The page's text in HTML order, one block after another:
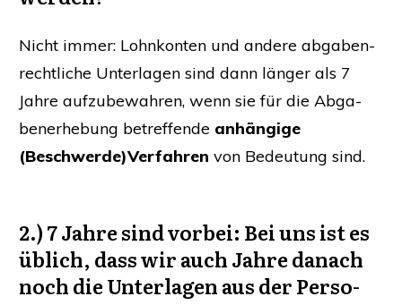
Nicht immer: Lohn­kon­ten und ande­re abga­ben­
recht­li­che Unter­la­gen sind dann län­ger als 7
Jah­re auf­zu­be­wah­ren, wenn sie für die Abga­
ben­er­he­bung betref­fen­de anhän­gi­ge
(Beschwerde)Verfahren von Bedeu­tung sind.
2.) 7 Jah­re sind vor­bei: Bei uns ist es
üblich, dass wir auch Jah­re danach
noch die Unter­la­gen aus der Per­so­